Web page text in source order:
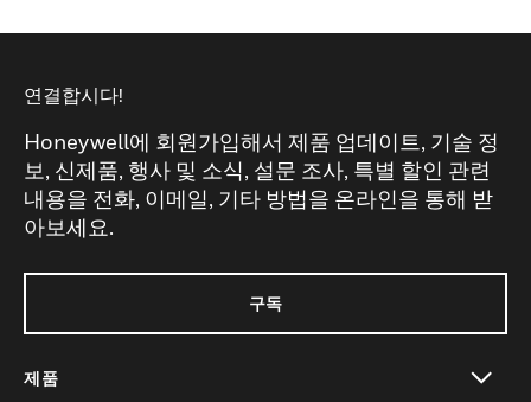
연결합시다!
Honeywell에 회원가입해서 제품 업데이트, 기술 정
보, 신제품, 행사 및 소식, 설문 조사, 특별 할인 관련
내용을 전화, 이메일, 기타 방법을 온라인을 통해 받
아보세요.
구독
제품